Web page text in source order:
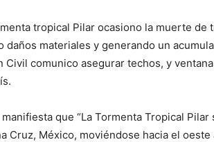
tropical Pilar ocasiono la muerte
daños materiales y generando un
Civil comunico asegurar techos, y
que “La Tormenta Tropical
Cruz, México, moviéndose hacia el